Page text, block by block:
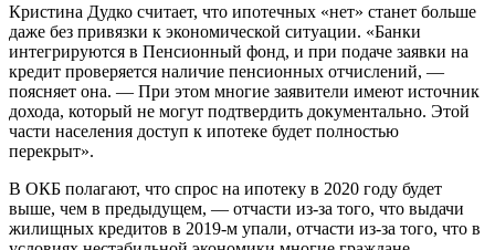
Кристина Дудко считает, что ипотечных «нет» станет больше
даже без привязки к экономической ситуации. «Банки
интегрируются в Пенсионный фонд, и при подаче заявки на
кредит проверяется наличие пенсионных отчислений, —
поясняет она. — При этом многие заявители имеют источник
дохода, который не могут подтвердить документально. Этой
части населения доступ к ипотеке будет полностью
перекрыт».
В ОКБ полагают, что спрос на ипотеку в 2020 году будет
выше, чем в предыдущем, — отчасти из-за того, что выдачи
жилищных кредитов в 2019-м упали, отчасти из-за того, что в